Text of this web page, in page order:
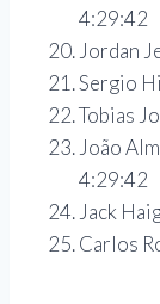
4:29:42
Jordan
Sergio
Tobias
João
4:29:42
Jack
Carlos